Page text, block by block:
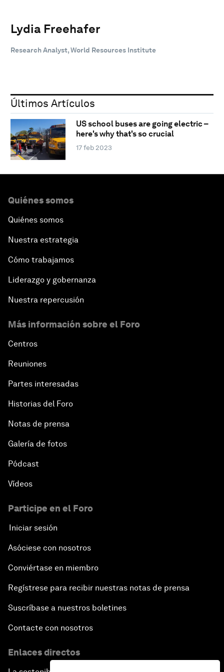
Lydia Freehafer
Research Analyst, World Resources Institute
Últimos Artículos
US school buses are going electric –
here's why that's so crucial
17 feb 2023
Quiénes somos
Quiénes somos
Nuestra estrategia
Cómo trabajamos
Liderazgo y gobernanza
Nuestra repercusión
Más información sobre el Foro
Centros
Reuniones
Partes interesadas
Historias del Foro
Notas de prensa
Galería de fotos
Pódcast
Vídeos
Participe en el Foro
Iniciar sesión
Asóciese con nosotros
Conviértase en miembro
Regístrese para recibir nuestras notas de prensa
Suscríbase a nuestros boletines
Contacte con nosotros
Enlaces directos